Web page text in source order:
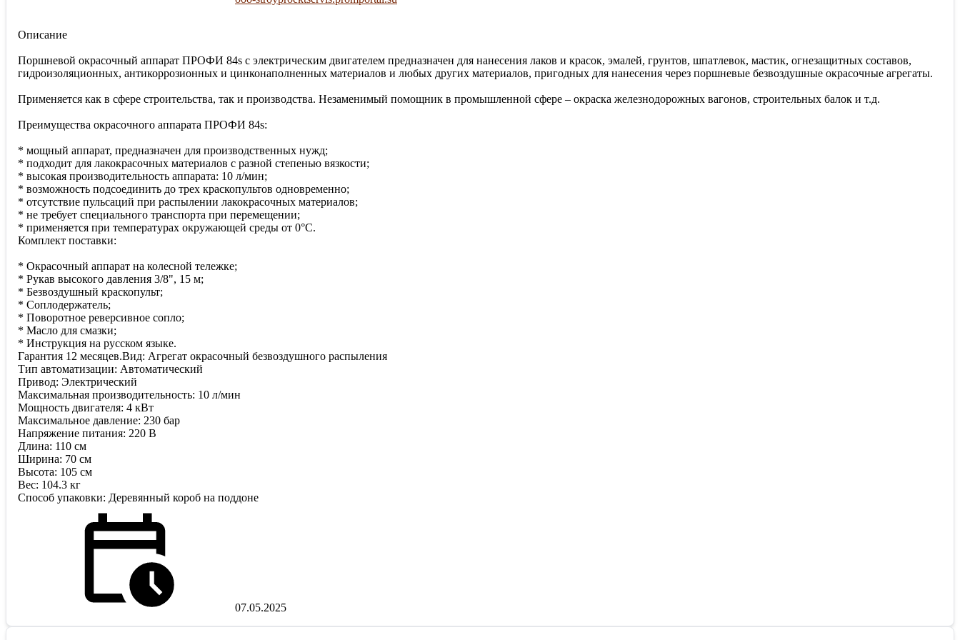
Описание
Поршневой окрасочный аппарат ПРОФИ 84s с электрическим двигателем предназначен для нанесения лаков и красок, эмалей, грунтов, шпатлевок, мастик, огнезащитных составов,
гидроизоляционных, антикоррозионных и цинконаполненных материалов и любых других материалов, пригодных для нанесения через поршневые безвоздушные окрасочные агрегаты.
Применяется как в сфере строительства, так и производства. Незаменимый помощник в промышленной сфере – окраска железнодорожных вагонов, строительных балок и т.д.
Преимущества окрасочного аппарата ПРОФИ 84s:
* мощный аппарат, предназначен для производственных нужд;
* подходит для лакокрасочных материалов с разной степенью вязкости;
* высокая производительность аппарата: 10 л/мин;
* возможность подсоединить до трех краскопультов одновременно;
* отсутствие пульсаций при распылении лакокрасочных материалов;
* не требует специального транспорта при перемещении;
* применяется при температурах окружающей среды от 0°С.
Комплект поставки:
* Окрасочный аппарат на колесной тележке;
* Рукав высокого давления 3/8", 15 м;
* Безвоздушный краскопульт;
* Соплодержатель;
* Поворотное реверсивное сопло;
* Масло для смазки;
* Инструкция на русском языке.
Гарантия 12 месяцев.Вид: Агрегат окрасочный безвоздушного распыления
Тип автоматизации: Автоматический
Привод: Электрический
Максимальная производительность: 10 л/мин
Мощность двигателя: 4 кВт
Максимальное давление: 230 бар
Напряжение питания: 220 В
Длина: 110 см
Ширина: 70 см
Высота: 105 см
Вес: 104.3 кг
Способ упаковки: Деревянный короб на поддоне
07.05.2025